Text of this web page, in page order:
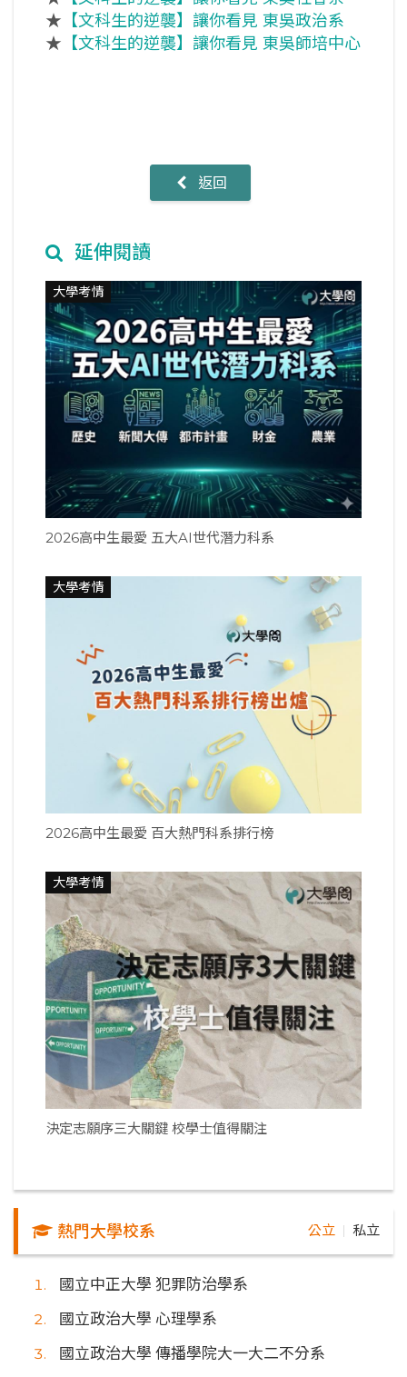
★ 【文科生的逆襲】讓你看見 東吳政治系
★ 【文科生的逆襲】讓你看見 東吳師培中心
返回
延伸閱讀
大學考情
2026高中生最愛 五大AI世代潛力科系
大學考情
2026高中生最愛 百大熱門科系排行榜
大學考情
決定志願序三大關鍵 校學士值得關注
熱門大學校系 公立 私立
國立中正大學 犯罪防治學系
國立政治大學 心理學系
國立政治大學 傳播學院大一大二不分系